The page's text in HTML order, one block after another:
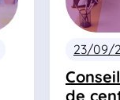
23/09/
de